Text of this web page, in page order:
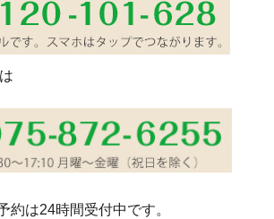
は24時間受付中です。